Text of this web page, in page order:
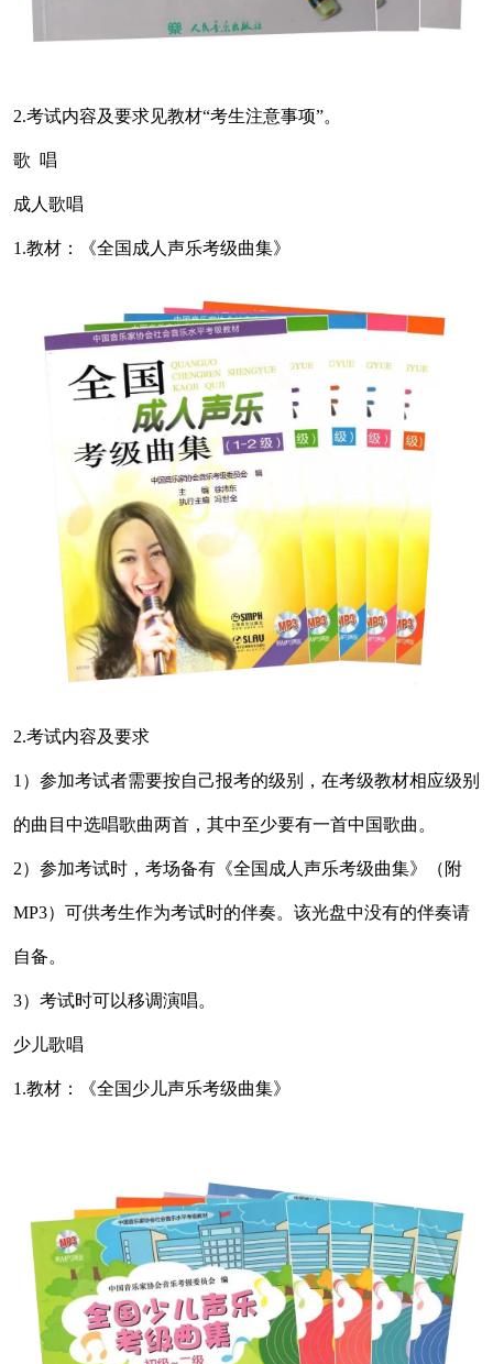
2.考试内容及要求见教材“考生注意事项”。
歌 唱
成人歌唱
1.教材：《全国成人声乐考级曲集》
2.考试内容及要求
1）参加考试者需要按自己报考的级别，在考级教材相应级别
的曲目中选唱歌曲两首，其中至少要有一首中国歌曲。
2）参加考试时，考场备有《全国成人声乐考级曲集》（附
MP3）可供考生作为考试时的伴奏。该光盘中没有的伴奏请
自备。
3）考试时可以移调演唱。
少儿歌唱
1.教材：《全国少儿声乐考级曲集》